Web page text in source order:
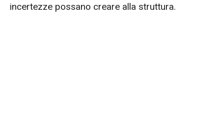
incertezze possano creare alla struttura.